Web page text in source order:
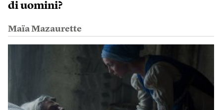
di uomini?
Maïa Mazaurette